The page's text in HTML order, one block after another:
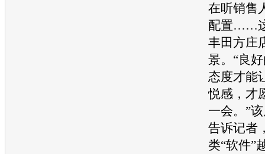
在听销售
配置……
丰田方庄
景。“良
态度才能
悦感，才
一会。”
告诉记者
类“软件”